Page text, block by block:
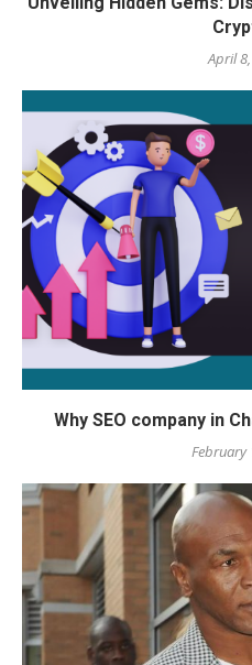
April
Why SEO company in
February